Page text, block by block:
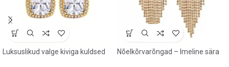
Luksuslikud valge kiviga kuldsed
Nõelkõrvarõngad – Imeline sära